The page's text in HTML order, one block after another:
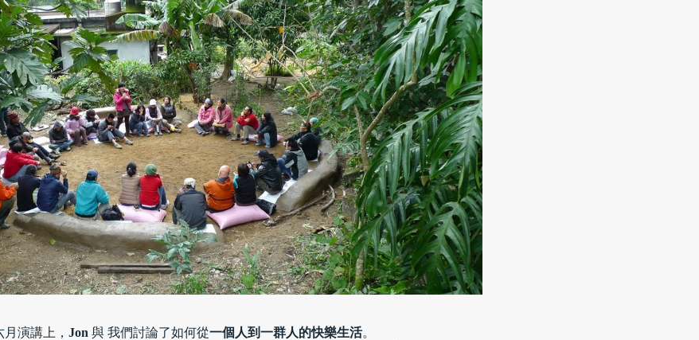
月 演講上， Jon 與 我們討論了如何從一個人到一群人的快樂生活。